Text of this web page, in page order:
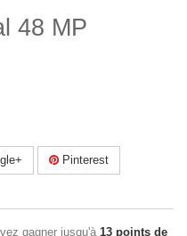
48 MP
Pinterest
gagner jusqu'à 13 points de